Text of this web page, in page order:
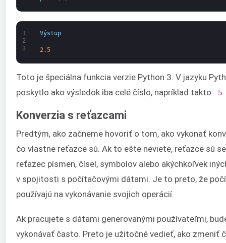
1
2
3
Výstup
2.5
Toto je špeciálna funkcia verzie Python 3. V jazyku
poskytlo ako výsledok iba celé číslo, napríklad takto: 5
Konverzia s reťazcami
Predtým, ako začneme hovoriť o tom, ako vykonať
čo vlastne reťazce sú. Ak to ešte neviete, reťazce sú
reťazec písmen, čísel, symbolov alebo akýchkoľvek
v spojitosti s počítačovými dátami. Je to preto, že
používajú na vykonávanie svojich operácií.
Ak pracujete s dátami generovanými používateľmi,
vykonávať často. Preto je užitočné vedieť, ako zmeniť